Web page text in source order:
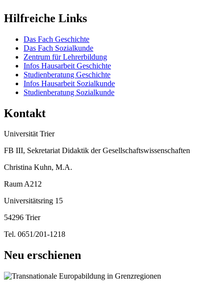
Hilfreiche Links
Das Fach Geschichte
Das Fach Sozialkunde
Zentrum für Lehrerbildung
Infos Hausarbeit Geschichte
Studienberatung Geschichte
Infos Hausarbeit Sozialkunde
Studienberatung Sozialkunde
Kontakt
Universität Trier
FB III, Sekretariat Didaktik der Gesellschaftswissenschaften
Christina Kuhn, M.A.
Raum A212
Universitätsring 15
54296 Trier
Tel. 0651/201-1218
Neu erschienen